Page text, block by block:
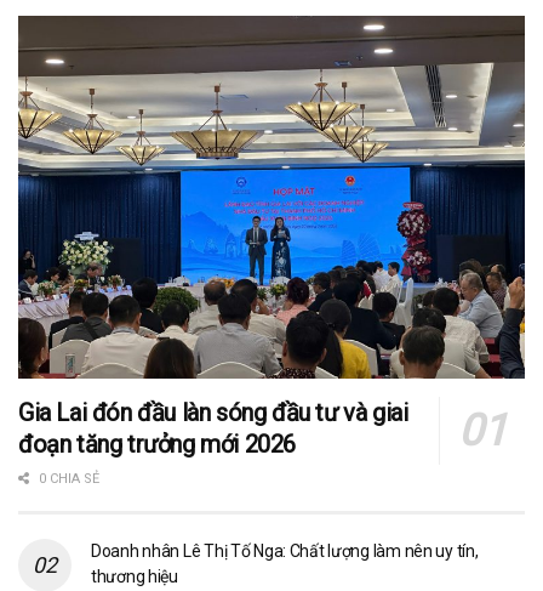
Gia Lai đón đầu làn sóng đầu tư và giai
đoạn tăng trưởng mới 2026
0 CHIA SẺ
Doanh nhân Lê Thị Tố Nga: Chất lượng làm nên uy tín,
thương hiệu